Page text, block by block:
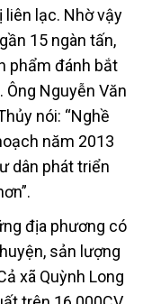
liên lạc. Nhờ vậy
15 ngàn tấn,
phẩm đánh bắt
Ông Nguyễn Văn
nói: “Nghề
năm 2013
dân phát triển
địa phương có
sản lượng
xã Quỳnh Long